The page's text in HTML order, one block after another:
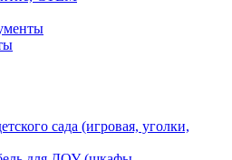
сада (игровая, уголки,